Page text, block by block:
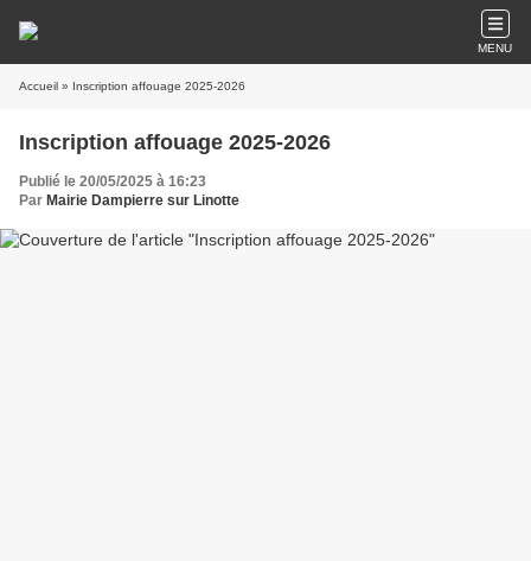
MENU
Accueil » Inscription affouage 2025-2026
Inscription affouage 2025-2026
Publié le 20/05/2025 à 16:23
Par Mairie Dampierre sur Linotte